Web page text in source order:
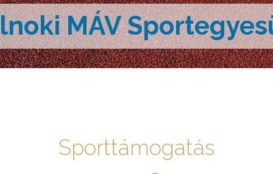
MÁV
Sporttámogatás